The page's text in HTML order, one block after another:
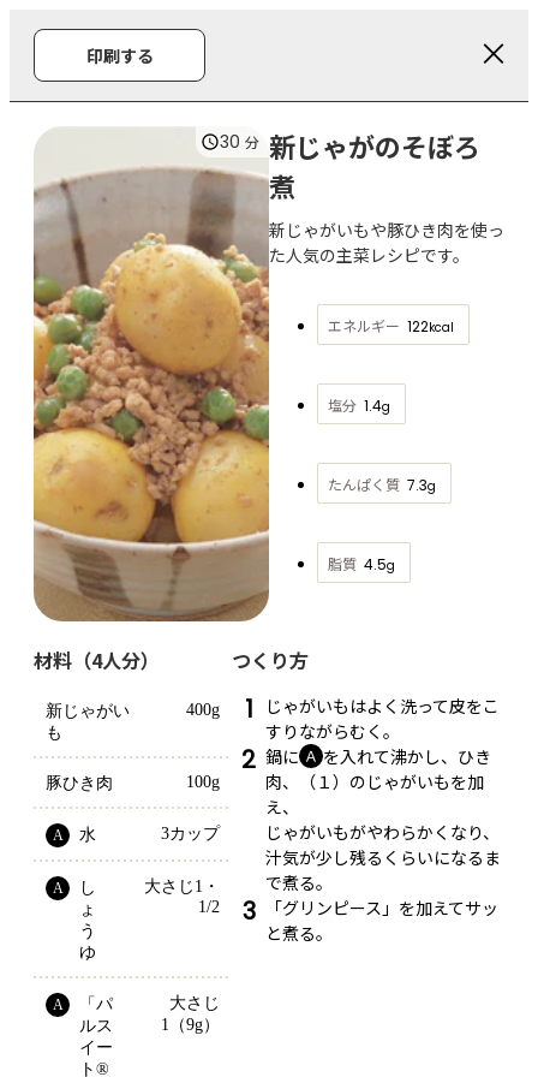
印刷する
30 分 新じゃがのそぼろ
煮
新じゃがいもや豚ひき肉を使っ
た人気の主菜レシピです。
エネルギー 122kcal
塩分 1.4g
たんぱく質 7.3g
脂質 4.5g
材料（4人分）
新じゃがい
も
400g
豚ひき肉 100g
A 水 3カップ
A
し
ょ
う
ゆ
大さじ1・
1/2
A
「パ
ルス
イー
ト®
大さじ
1（9g）
つくり方
1
じゃがいもはよく洗って皮をこ
すりながらむく。
2 鍋に Ａ を入れて沸かし、ひき
肉、（１）のじゃがいもを加
え、
じゃがいもがやわらかくなり、
汁気が少し残るくらいになるま
で煮る。
3
「グリンピース」を加えてサッ
と煮る。